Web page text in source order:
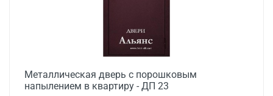
Металлическая дверь с порошковым
напылением в квартиру - ДП 23